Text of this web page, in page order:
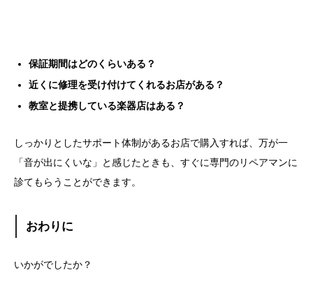
保証期間はどのくらいある？
近くに修理を受け付けてくれるお店がある？
教室と提携している楽器店はある？
しっかりとしたサポート体制があるお店で購入すれば、万が一
「音が出にくいな」と感じたときも、すぐに専門のリペアマンに
診てもらうことができます。
おわりに
いかがでしたか？